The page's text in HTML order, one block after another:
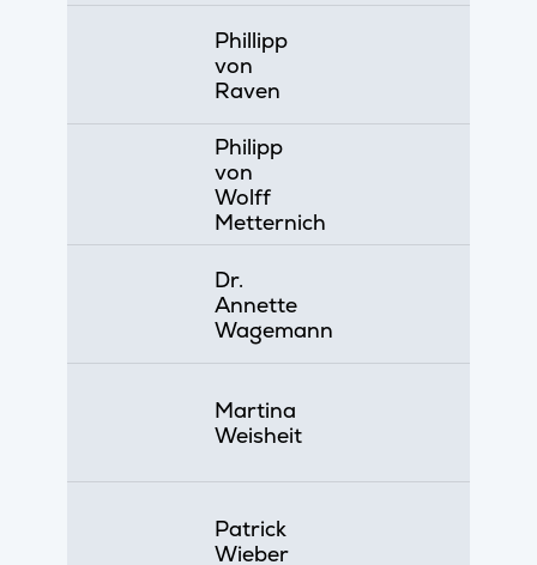
Phillipp
von
Raven
Philipp
von
Wolff
Metternich
Dr.
Annette
Wagemann
Martina
Weisheit
Patrick
Wieber